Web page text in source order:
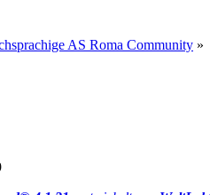
AS Roma Community »